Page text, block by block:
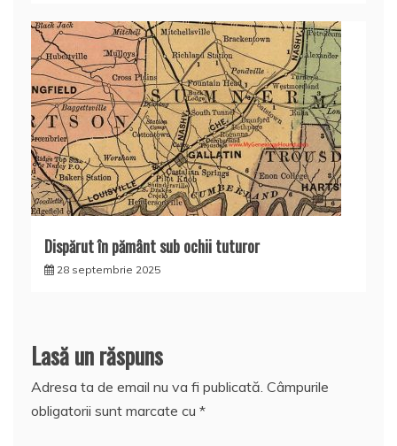
Dispărut în pământ sub ochii tuturor
28 septembrie 2025
Lasă un răspuns
Adresa ta de email nu va fi publicată. Câmpurile
obligatorii sunt marcate cu *